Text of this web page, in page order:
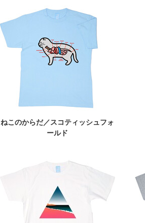
ねこのからだ／スコティッシュフォ
ールド